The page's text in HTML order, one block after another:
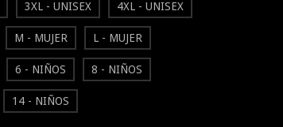
3XL - UNISEX 4XL - UNISEX
M - MUJER L - MUJER
6 - NIÑOS 8 - NIÑOS
14 - NIÑOS